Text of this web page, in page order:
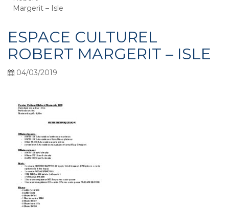
ESPACE CULTUREL
ROBERT MARGERIT – ISLE
04/03/2019